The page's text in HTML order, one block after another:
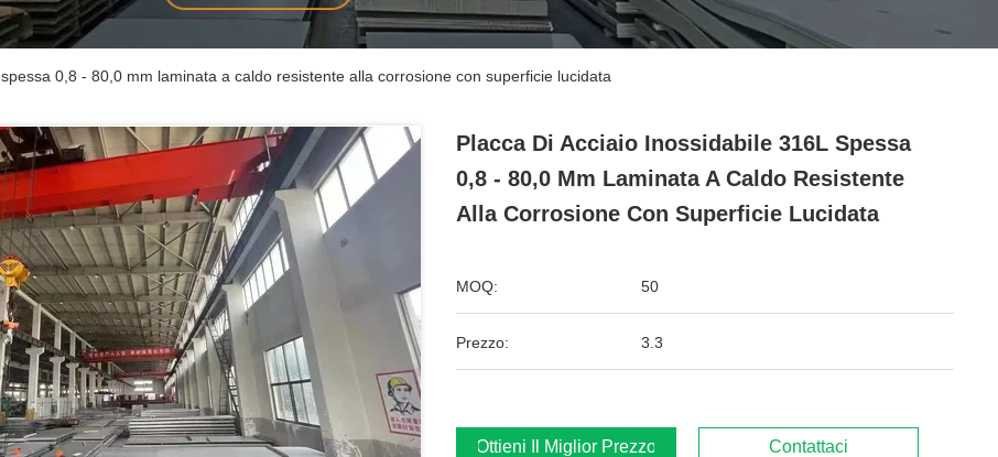
0,8 - 80,0 mm laminata a caldo resistente alla corrosione con superficie lucidata
Placca Di Acciaio Inossidabile 316L Spessa
0,8 - 80,0 Mm Laminata A Caldo Resistente
Alla Corrosione Con Superficie Lucidata
MOQ: 50
Prezzo: 3.3
Ottieni Il Miglior Prezzo Contattaci